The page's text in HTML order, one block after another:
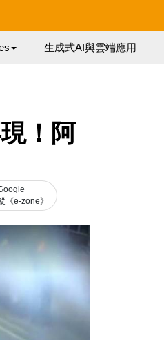
生成式AI與雲端應用
！阿
《e-zone》